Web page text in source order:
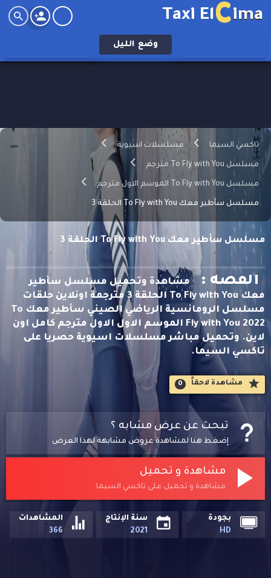
Taxi ElCima
وضع الليل
تاكسي السيما مسلسلات اسيوية
مسلسل To Fly with You مترجم
مسلسل To Fly with You الموسم الاول مترجم
مسلسل سأطير معك To Fly with You الحلقة 3
مسلسل سأطير معك To Fly with You الحلقة 3
القصه :
مشاهدة وتحميل مسلسل سأطير
معك To Fly with You الحلقة 3 مترجمة اونلاين حلقات
مسلسل الرومانسية الرياضي الصيني سأطير معك To
Fly with You 2022 الموسم الاول الاول مترجم كامل اون
لاين. وتحميل مباشر مسلسلات اسيوية حصريا على
تاكسي السيما.
مشاهدة لاحقاََ 0
تبحث عن عرض مشابه ؟
إضغط هنا لمشاهدة عروض مشابهة لهذا العرض
مشاهدة و تحميل
مشاهدة و تحميل على تاكسي السيما
بجودة
HD
سنة الإنتاج
2021
المشاهدات
366